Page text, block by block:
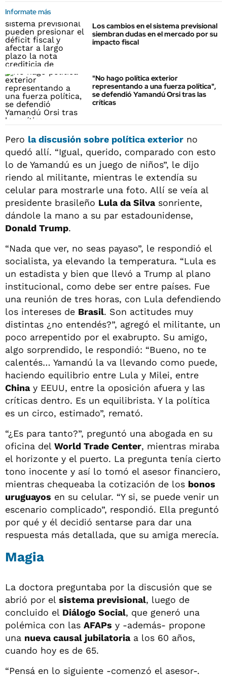
Informate más
Los cambios en el sistema previsional
siembran dudas en el mercado por su
impacto fiscal
"No hago política exterior
representando a una fuerza política",
se defendió Yamandú Orsi tras las
críticas
Pero la discusión sobre política exterior no
quedó allí. “Igual, querido, comparado con esto
lo de Yamandú es un juego de niños”, le dijo
riendo al militante, mientras le extendía su
celular para mostrarle una foto. Allí se veía al
presidente brasileño Lula da Silvasonriente,
dándole la mano a su par estadounidense,
Donald Trump.
“Nada que ver, no seas payaso”, le respondió el
socialista, ya elevando la temperatura. “Lula es
un estadista y bien que llevó a Trump al plano
institucional, como debe ser entre países. Fue
una reunión de tres horas, con Lula defendiendo
los intereses de Brasil. Son actitudes muy
distintas ¿no entendés?”, agregó el militante, un
poco arrepentido por el exabrupto. Su amigo,
algo sorprendido, le respondió: “Bueno, no te
calentés… Yamandú la va llevando como puede,
haciendo equilibrio entre Lula y Milei, entre
Chinay EEUU, entre la oposición afuera y las
críticas dentro. Es un equilibrista. Y la política
es un circo, estimado”, remató.
“¿Es para tanto?”, preguntó una abogada en su
oficina del World Trade Center, mientras miraba
el horizonte y el puerto. La pregunta tenía cierto
tono inocente y así lo tomó el asesor financiero,
mientras chequeaba la cotización de los bonos
uruguayos en su celular. “Y si, se puede venir un
escenario complicado”, respondió. Ella preguntó
por qué y él decidió sentarse para dar una
respuesta más detallada, que su amiga merecía.
Magia
La doctora preguntaba por la discusión que se
abrió por el sistema previsional, luego de
concluido el Diálogo Social, que generó una
polémica con las AFAPs y -además- propone
una nueva causal jubilatoriaa los 60 años,
cuando hoy es de 65.
“Pensá en lo siguiente -comenzó el asesor-.